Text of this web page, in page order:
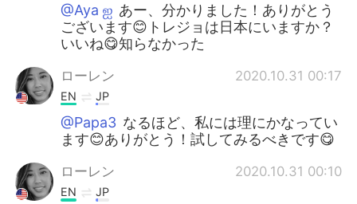
@Aya ஐ あー、分かりました！ありがとう
ございます😊トレジョは日本にいますか？
いいね😋知らなかった
ローレン 2020.10.31 00:17
EN JP
@Papa3 なるほど、私には理にかなってい
ます😊ありがとう！試してみるべきです😋
ローレン 2020.10.31 00:10
EN JP